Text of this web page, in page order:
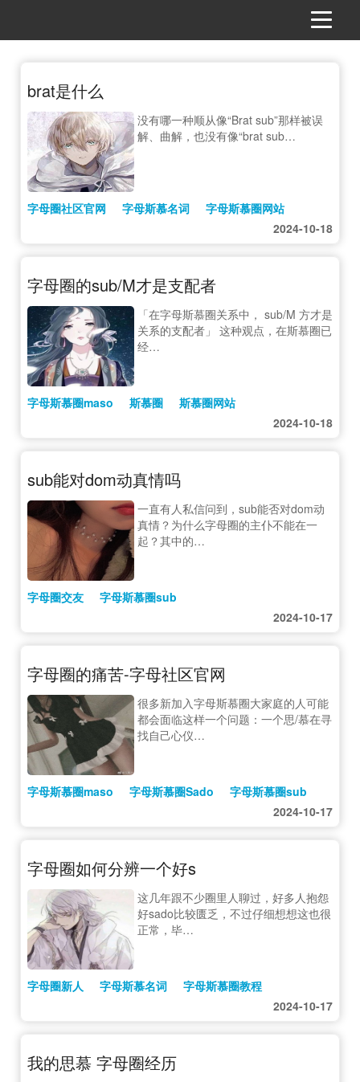
brat是什么
没有哪一种顺从像“Brat sub”那样被误
解、曲解，也没有像“brat sub…
字母圈社区官网 字母斯慕名词
字母斯慕圈网站
2024-10-18
字母圈的sub/M才是支配者
「在字母斯慕圈关系中， sub/M 方才是
关系的支配者」 这种观点，在斯慕圈已
经…
字母斯慕圈maso 斯慕圈
斯慕圈网站
2024-10-18
sub能对dom动真情吗
一直有人私信问到，sub能否对dom动
真情？为什么字母圈的主仆不能在一
起？其中的…
字母圈交友
字母斯慕圈sub
2024-10-17
字母圈的痛苦-字母社区官网
很多新加入字母斯慕圈大家庭的人可能
都会面临这样一个问题：一个思/慕在寻
找自己心仪…
字母斯慕圈maso 字母斯慕圈Sado
字母斯慕圈sub
2024-10-17
字母圈如何分辨一个好s
这几年跟不少圈里人聊过，好多人抱怨
好sado比较匮乏，不过仔细想想这也很
正常，毕…
字母圈新人 字母斯慕名词
字母斯慕圈教程
2024-10-17
我的思慕 字母圈经历